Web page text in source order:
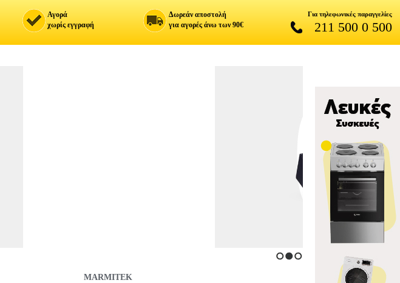
Αγορά
χωρίς εγγραφή
Δωρεάν αποστολή
για αγορές άνω των 90€
Για τηλεφωνικές παραγγελίες
211 500 0 500
MARMITEK